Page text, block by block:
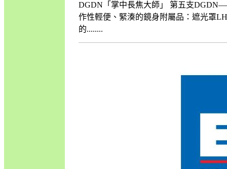
DGDN「掌中長焦大師」 第五支
作性輕便、緊湊的鏡身附屬品：遮光罩
的........